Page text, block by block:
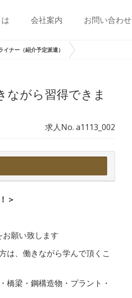
会社案内 お問い合わせ
ナー（紹介予定派遣）
ながら習得できま
求人No. a1113_002
＞
願い致します
は、働きながら学んで頂くこ
梁・鋼構造物・プラント・